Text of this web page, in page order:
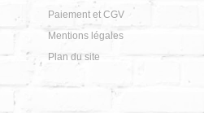
Paiement et CGV
Mentions légales
Plan du site